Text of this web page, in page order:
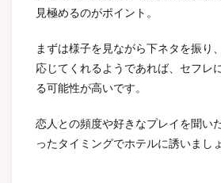
見極めるのがポイント。
まずは様子を見ながら下ネタを振り
応じてくれるようであれば、セフレ
る可能性が高いです。
恋人との頻度や好きなプレイを聞い
ったタイミングでホテルに誘いましょ